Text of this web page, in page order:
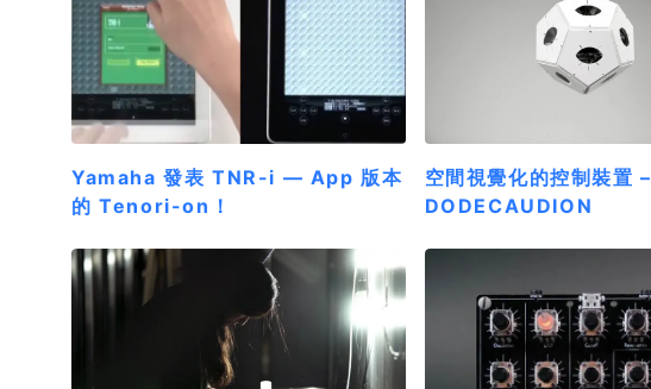
Yamaha 發表 TNR-i — App 版本
的 Tenori-on！
空間視覺化的控制裝置 –
DODECAUDION